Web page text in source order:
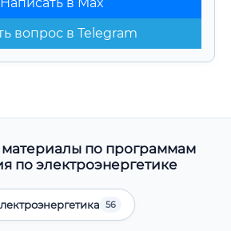
вопрос в Telegram
по программам
по электроэнергетике
56